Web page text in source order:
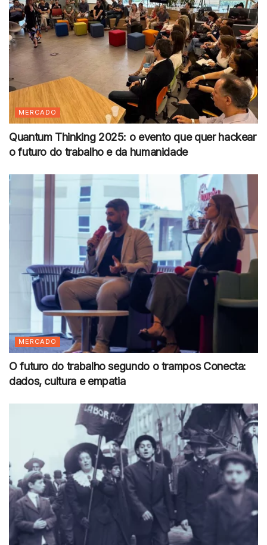
MERCADO
Quantum Thinking 2025: o evento que quer hackear
o futuro do trabalho e da humanidade
MERCADO
O futuro do trabalho segundo o trampos Conecta:
dados, cultura e empatia